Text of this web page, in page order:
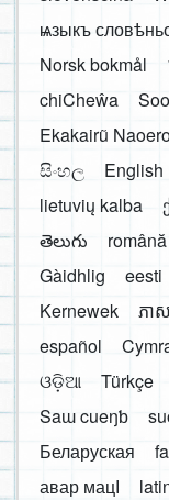
ѩзыкъ
Norsk bokmål
chiCheŵa
Ekakairũ
සිංහල
English
lietuvių kalba
తెలుగు
română
Gàidhlig
eesti
Kernewek
ភាស
español
ଓଡ଼ିଆ
Türkçe
Saɯ cueŋƅ
Беларуская
авар мацӀ